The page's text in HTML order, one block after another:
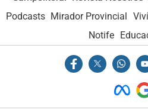
Podcasts Mirador Provincial
Notife